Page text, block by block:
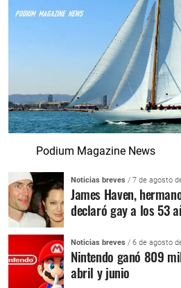
Podium Magazine News
Noticias breves / 7 de agosto
James Haven,
declaró gay a los 53
Noticias breves / 6 de agosto
Nintendo ganó 809
abril y junio